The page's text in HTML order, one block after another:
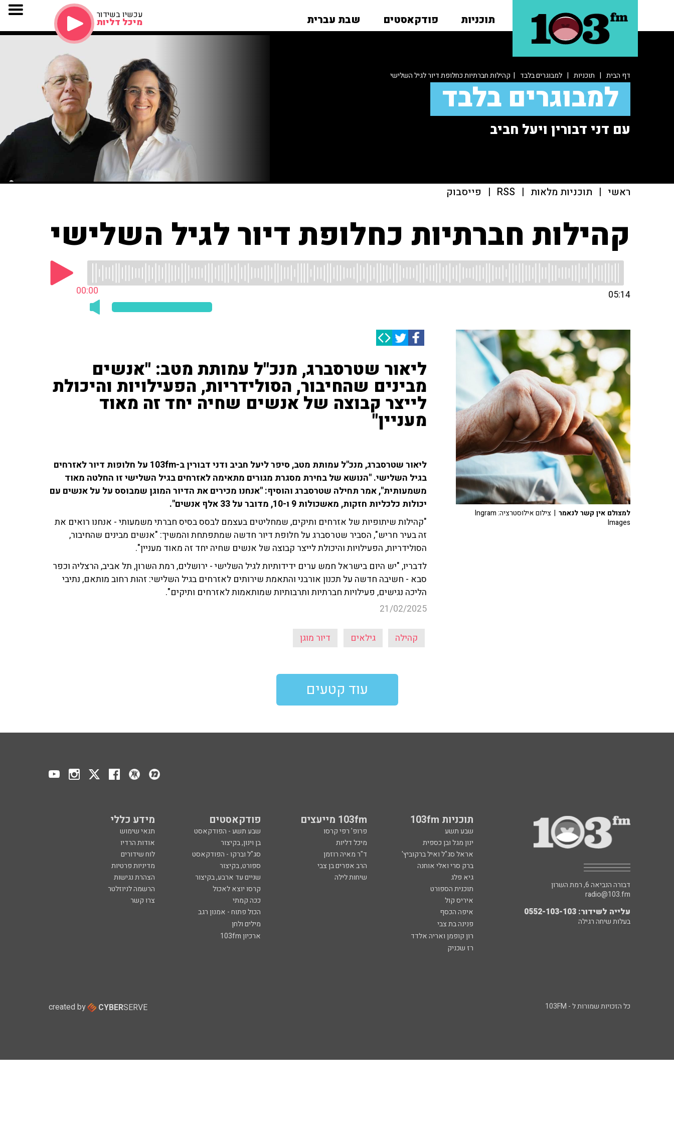
תוכניות פודקאסטים שבת עברית עכשיו בשידור
מיכל דליות
דף הבית | תוכניות | למבוגרים בלבד | קהילות חברתיות כחלופת דיור לגיל השלישי
למבוגרים בלבד
עם דני דבורין ויעל חביב
ראשי | תוכניות מלאות |
RSS
| פייסבוק
קהילות חברתיות כחלופת דיור לגיל השלישי
00:00 05:14
ליאור שטרסברג, מנכ"ל עמותת מטב: "אנשים
מבינים שהחיבור, הסולידריות, הפעילויות והיכולת
לייצר קבוצה של אנשים שחיה יחד זה מאוד
מעניין"
ליאור שטרסברג, מנכ"ל עמותת מטב, סיפר ליעל חביב ודני דבורין ב-103fm על חלופות דיור לאזרחים
בגיל השלישי. "הנושא של בחירת מסגרת מגורים מתאימה לאזרחים בגיל השלישי זו החלטה מאוד
משמעותית", אמר תחילה שטרסברג והוסיף: "אנחנו מכירים את הדיור המוגן שמבוסס על על אנשים עם
יכולות כלכליות חזקות, מאשכולות 9 ו-10, מדובר על 33 אלף אנשים".
"קהילות שיתופיות של אזרחים ותיקים, שמחליטים בעצמם לבסס בסיס חברתי משמעותי - אנחנו רואים את
זה בעיר חריש", הסביר שטרסברג על חלופת דיור חדשה שמתפתחת והמשיך: "אנשים מבינים שהחיבור,
הסולידריות, הפעילויות והיכולת לייצר קבוצה של אנשים שחיה יחד זה מאוד מעניין".
לדבריו, "יש היום בישראל חמש ערים ידידותיות לגיל השלישי - ירושלים, רמת השרון, תל אביב, הרצליה וכפר
סבא - חשיבה חדשה על תכנון אורבני והתאמת שירותים לאזרחים בגיל השלישי: זהות רחוב מותאם, נתיבי
הליכה נגישים, פעילויות חברתיות ותרבותיות שמותאמות לאזרחים ותיקים".
21/02/2025
קהילה גילאים דיור מוגן
למצולם אין קשר לנאמר
| צילום אילוסטרציה: Ingram
Images
עוד קטעים
תוכניות 103fm 103fm מייעצים פודקאסטים מידע כללי
שבע תשע פרופ' רפי קרסו שבע תשע - הפודקאסט
תנאי שימוש
ינון מגל ובן כספית
מיכל דליות בן וינון, בקיצור
אודות הרדיו
אראל סג"ל ואיל ברקוביץ'
ד"ר מאיה רוזמן סג"ל וברקו - הפודקאסט
לוח שידורים
ברק סרי ואלי אוחנה
הרב אפרים בן צבי ספורט, בקיצור
מדיניות פרטיות
גיא פלג
שיחות לילה שניים עד ארבע, בקיצור
הצהרת נגישות
תוכנית הספורט
קרסו יוצא לאכול
הרשמה לניוזלטר
איריס קול
ככה קמתי
צרו קשר
איפה הכסף
הכול פתוח - אמנון רגב
פנינה בת צבי
מילים ולחן
רון קופמן ואריה אלדד
ארכיון 103fm
רז שכניק
דבורה הנביאה 6, רמת השרון
radio@103.fm
עלייה לשידור: 0552-103-103
בעלות שיחה רגילה
כל הזכויות שמורות ל - 103FM created by CYBERSERVE